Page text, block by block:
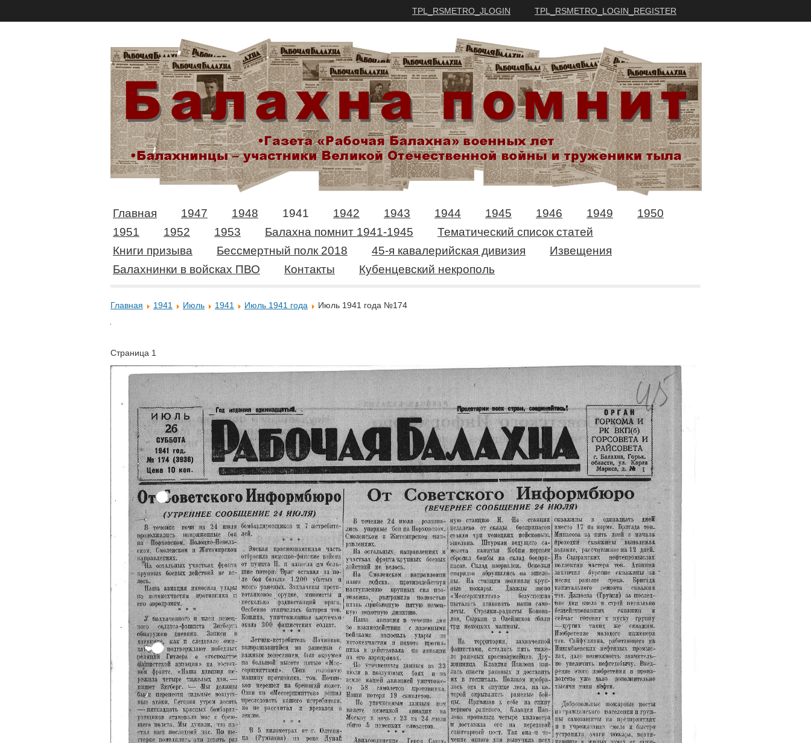
TPL_RSMETRO_JLOGIN TPL_RSMETRO_LOGIN_REGISTER
Главная 1947 1948 1941 1942 1943 1944 1945 1946 1949
1950
1951
1952 1953 Балахна помнит 1941-1945
Тематический список статей
Книги призыва
Бессмертный полк 2018 45-я кавалерийская дивизия
Извещения
Балахнинки в войсках ПВО
Контакты Кубенцевский некрополь
Главная 1941 Июль 1941 Июль 1941 года Июль 1941 года №174
Страница 1